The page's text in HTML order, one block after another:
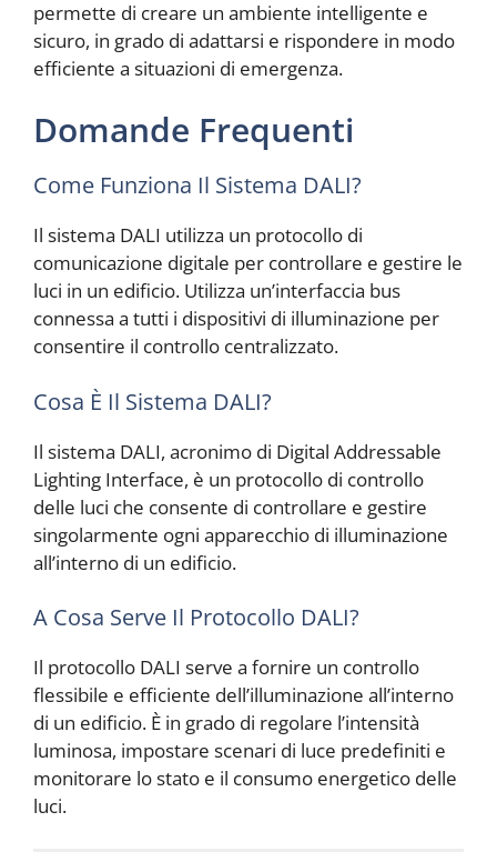
permette di creare un ambiente intelligente e
sicuro, in grado di adattarsi e rispondere in modo
efficiente a situazioni di emergenza.
Domande Frequenti
Come Funziona Il Sistema DALI?
Il sistema DALI utilizza un protocollo di
comunicazione digitale per controllare e gestire le
luci in un edificio. Utilizza un’interfaccia bus
connessa a tutti i dispositivi di illuminazione per
consentire il controllo centralizzato.
Cosa È Il Sistema DALI?
Il sistema DALI, acronimo di Digital Addressable
Lighting Interface, è un protocollo di controllo
delle luci che consente di controllare e gestire
singolarmente ogni apparecchio di illuminazione
all’interno di un edificio.
A Cosa Serve Il Protocollo DALI?
Il protocollo DALI serve a fornire un controllo
flessibile e efficiente dell’illuminazione all’interno
di un edificio. È in grado di regolare l’intensità
luminosa, impostare scenari di luce predefiniti e
monitorare lo stato e il consumo energetico delle
luci.